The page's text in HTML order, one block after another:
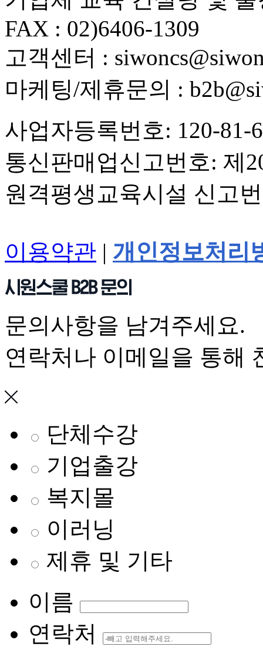
FAX : 02)6406-1309
고객센터 :
마케팅/제휴문의 :
사업자등록번호: 120-81-
통신판매업신고번호: 제
원격평생교육시설 신고
이용약관 | 개인정보처리
문의사항을 남겨주세요.
연락처나 이메일을 통해
단체수강
기업출강
복지몰
이러닝
제휴 및 기타
이름
연락처